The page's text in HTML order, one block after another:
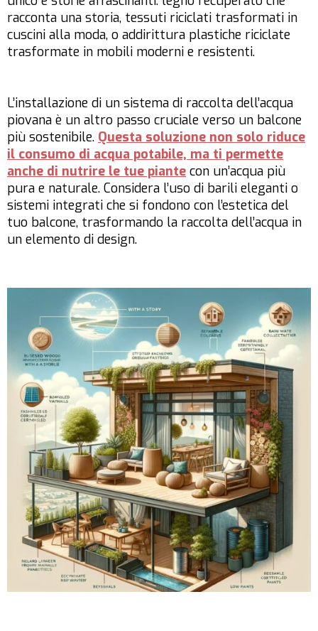
racconta una storia, tessuti riciclati trasformati in
cuscini alla moda, o addirittura plastiche riciclate
trasformate in mobili moderni e resistenti.
L’installazione di un sistema di raccolta dell’acqua
piovana è un altro passo cruciale verso un balcone
più sostenibile. Questa soluzione non solo riduce
il consumo di acqua potabile, ma ti permette
anche di nutrire le tue piante con un’acqua più
pura e naturale. Considera l’uso di barili eleganti o
sistemi integrati che si fondono con l’estetica del
tuo balcone, trasformando la raccolta dell’acqua in
un elemento di design.